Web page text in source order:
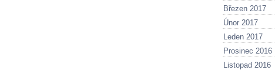
Březen 2017
Únor 2017
Leden 2017
Prosinec 2016
Listopad 2016